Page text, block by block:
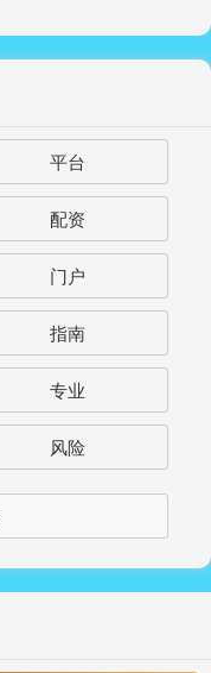
平台
配资
门户
指南
专业
风险